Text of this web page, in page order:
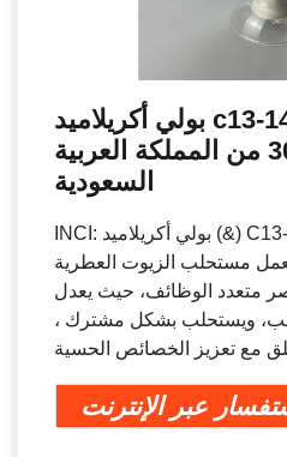
بولي أكريلاميد c13-14 أيزوبارافين
لوريث-7 (305 من المملكة العربية
السعودية
INCI: بولي أكريلاميد (&) C13-14 إيزوبارافين (&)
7 إيجل؟ 305 يعمل مستحلب الزيوت العطرية
متعدد الوظائف، حيث يعدل
ويستحلب بشكل مشترك ،
عبر الإنترنت